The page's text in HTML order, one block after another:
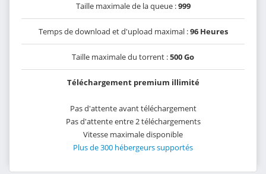
Taille maximale de la queue :999
Temps de download et d'upload maximal :96 Heures
Taille maximale du torrent :500 Go
Téléchargement premium illimité
Pas d'attente avant téléchargement
Pas d'attente entre 2 téléchargements
Vitesse maximale disponible
Plus de 300 hébergeurs supportés